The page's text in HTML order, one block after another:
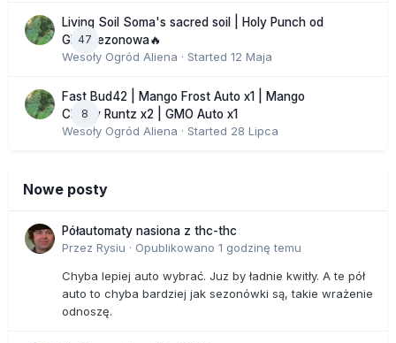
47
Living Soil Soma's sacred soil | Holy Punch od
GHS sezonowa🔥
Wesoły Ogród Aliena · Started 12 Maja
8
Fast Bud42 | Mango Frost Auto x1 | Mango
Cherry Runtz x2 | GMO Auto x1
Wesoły Ogród Aliena · Started 28 Lipca
Nowe posty
Półautomaty nasiona z thc-thc
Przez Rysiu · Opublikowano 1 godzinę temu
Chyba lepiej auto wybrać. Juz by ładnie kwitły. A te pół
auto to chyba bardziej jak sezonówki są, takie wrażenie
odnoszę.